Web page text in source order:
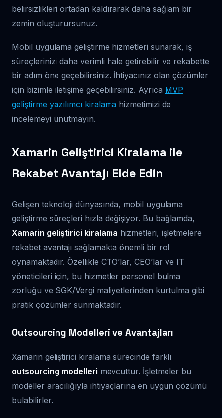
belirsizlikleri ortadan kaldırarak daha sağlam bir
zemin oluşturursunuz.
Mobil uygulama geliştirme hizmetleri sunarak, iş
süreçlerinizi daha verimli hale getirebilir ve rekabette
bir adım öne geçebilirsiniz. İhtiyacınız olan çözümler
için bizimle iletişime geçebilirsiniz. Ayrıca MVP
geliştirme yazılımcı kiralama hizmetimizi de
incelemeyi unutmayın.
Xamarin Geliştirici Kiralama ile
Rekabet Avantajı Elde Edin
Gelişen teknoloji dünyasında, mobil uygulama
geliştirme süreçleri hızla değişiyor. Bu bağlamda,
Xamarin geliştirici kiralama hizmetleri, işletmelere
rekabet avantajı sağlamakta önemli bir rol
oynamaktadır. Özellikle CTO’lar, CEO’lar ve IT
yöneticileri için, bu hizmetler personel bulma
zorluğu ve SGK/Vergi maliyetlerinden kurtulma gibi
pratik çözümler sunmaktadır.
Outsourcing Modelleri ve Avantajları
Xamarin geliştirici kiralama sürecinde farklı
outsourcing modelleri mevcuttur. İşletmeler bu
modeller aracılığıyla ihtiyaçlarına en uygun çözümü
bulabilirler.